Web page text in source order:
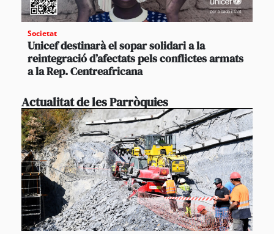
Societat
Unicef destinarà el sopar solidari a la
reintegració d’afectats pels conflictes armats
a la Rep. Centreafricana
Actualitat de les Parròquies